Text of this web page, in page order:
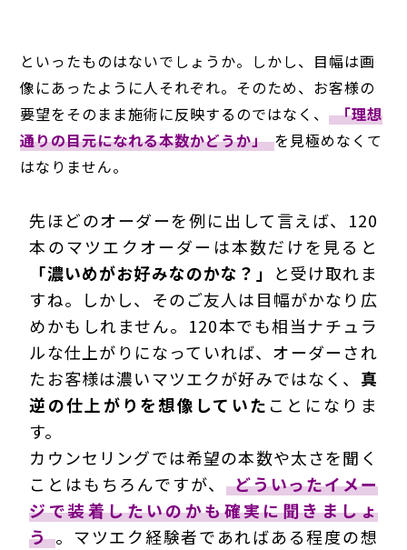
といったものはないでしょうか。しかし、目幅は画
像にあったように人それぞれ。そのため、お客様の
要望をそのまま施術に反映するのではなく、 「理想
通りの目元になれる本数かどうか」 を見極めなくて
はなりません。
先ほどのオーダーを例に出して言えば、120
本のマツエクオーダーは本数だけを見ると
「濃いめがお好みなのかな？」 と受け取れま
すね。しかし、そのご友人は目幅がかなり広
めかもしれません。120本でも相当ナチュラ
ルな仕上がりになっていれば、オーダーされ
たお客様は濃いマツエクが好みではなく、 真
逆の仕上がりを想像していた ことになりま
す。
カウンセリングでは希望の本数や太さを聞く
ことはもちろんですが、 どういったイメー
ジで装着したいのかも確実に聞きましょ
う 。マツエク経験者であればある程度の想